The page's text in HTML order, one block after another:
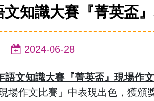
文知識大賽『菁英盃
2024-06-28
語文知識大賽『菁英盃』現場作
場作文比賽」中表現出色，獲頒